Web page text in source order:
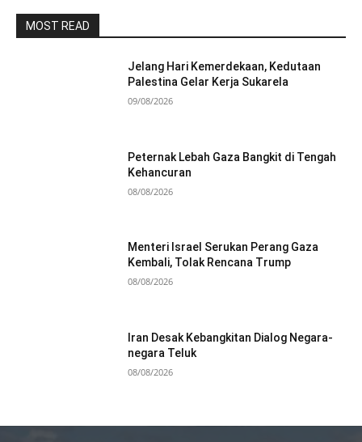
MOST READ
Jelang Hari Kemerdekaan, Kedutaan
Palestina Gelar Kerja Sukarela
09/08/2026
Peternak Lebah Gaza Bangkit di Tengah
Kehancuran
08/08/2026
Menteri Israel Serukan Perang Gaza
Kembali, Tolak Rencana Trump
08/08/2026
Iran Desak Kebangkitan Dialog Negara-
negara Teluk
08/08/2026